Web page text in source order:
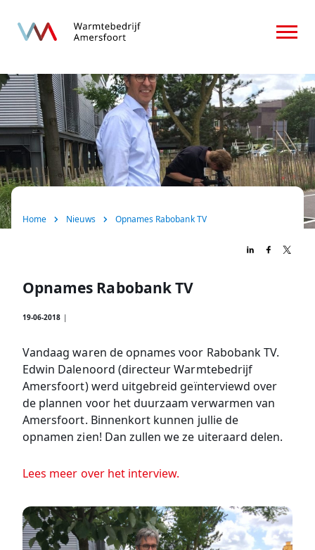
Home
Over ons
Consument
Zakelijk
Home Nieuws Opnames Rabobank TV
Opnames Rabobank TV
19-06-2018 |
Vandaag waren de opnames voor Rabobank TV.
Edwin Dalenoord (directeur Warmtebedrijf
Amersfoort) werd uitgebreid geïnterviewd over
de plannen voor het duurzaam verwarmen van
Amersfoort. Binnenkort kunnen jullie de
opnamen zien! Dan zullen we ze uiteraard delen.
Lees meer over het interview.